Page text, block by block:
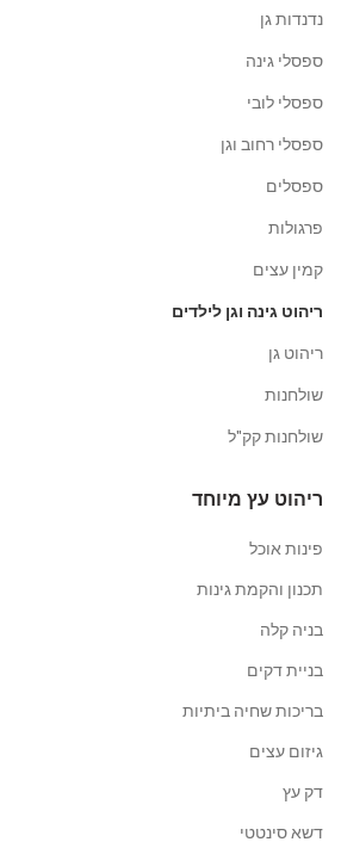
נדנדות גן
ספסלי גינה
ספסלי לובי
ספסלי רחוב וגן
ספסלים
פרגולות
קמין עצים
ריהוט גינה וגן לילדים
ריהוט גן
שולחנות
שולחנות קק"ל
ריהוט עץ מיוחד
פינות אוכל
תכנון והקמת גינות
בניה קלה
בניית דקים
בריכות שחיה ביתיות
גיזום עצים
דק עץ
דשא סינטטי